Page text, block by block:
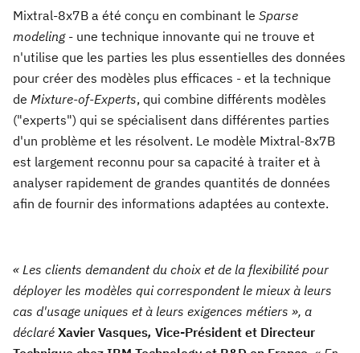
Mixtral-8x7B a été conçu en combinant le Sparse
modeling- une technique innovante qui ne trouve et
n'utilise que les parties les plus essentielles des données
pour créer des modèles plus efficaces - et la technique
de Mixture-of-Experts, qui combine différents modèles
("experts") qui se spécialisent dans différentes parties
d'un problème et les résolvent. Le modèle Mixtral-8x7B
est largement reconnu pour sa capacité à traiter et à
analyser rapidement de grandes quantités de données
afin de fournir des informations adaptées au contexte.
« Les clients demandent du choix et de la flexibilité pour
déployer les modèles qui correspondent le mieux à leurs
cas d'usage uniques et à leurs exigences métiers », a
déclaré Xavier Vasques, Vice-Président et Directeur